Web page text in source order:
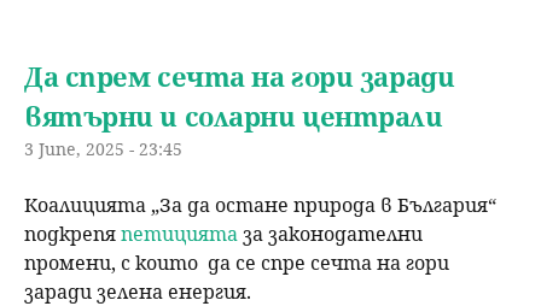
Да спрем сечта на гори заради
вятърни и соларни централи
3 June, 2025 - 23:45
Коалицията „За да остане природа в България“
подкрепяпетицията за законодателни
промени, с които да се спре сечта на гори
заради зелена енергия.